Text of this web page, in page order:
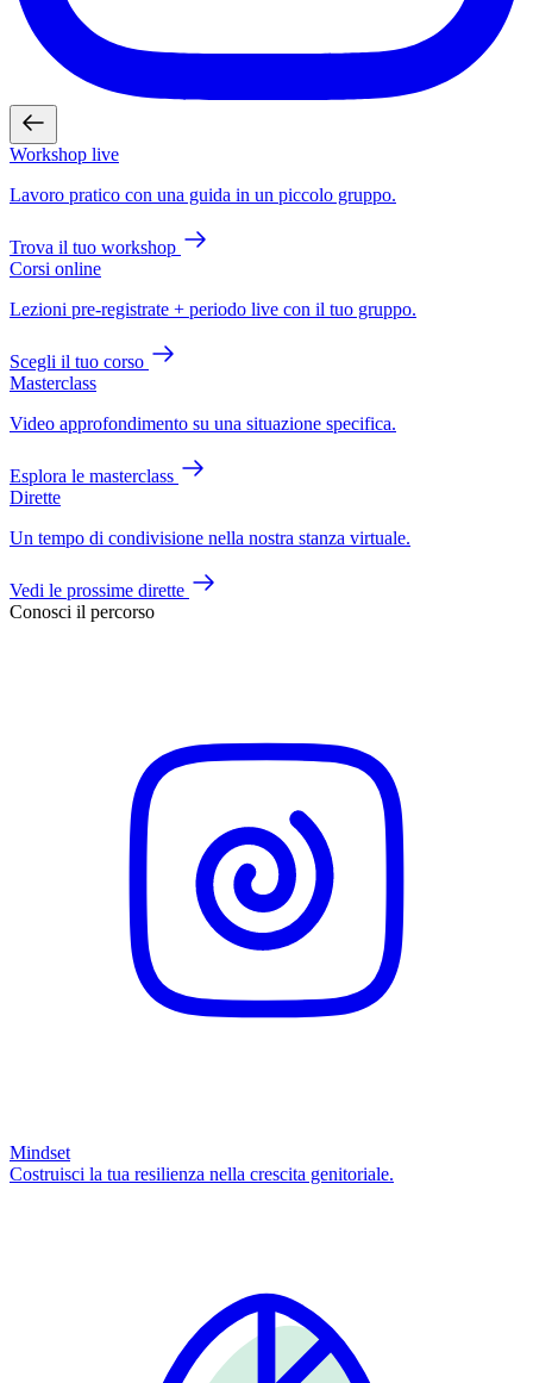
Workshop live
Lavoro pratico con una guida in un piccolo gruppo.
Trova il tuo workshop
Corsi online
Lezioni pre-registrate + periodo live con il tuo gruppo.
Scegli il tuo corso
Masterclass
Video approfondimento su una situazione specifica.
Esplora le masterclass
Dirette
Un tempo di condivisione nella nostra stanza virtuale.
Vedi le prossime dirette
Conosci il percorso
Mindset
Costruisci la tua resilienza nella crescita genitoriale.